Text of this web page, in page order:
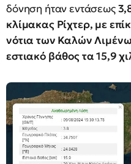
δόνηση ήταν εντάσεως
κλίμακας Ρίχτερ, με
νότια των Καλών
εστιακό βάθος τα 15,9